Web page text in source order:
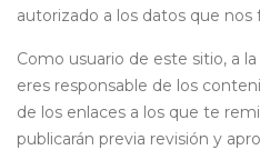
autorizado a los datos que nos
Como usuario de este sitio, a
eres responsable de los
de los enlaces a los que te
publicarán previa revisión y